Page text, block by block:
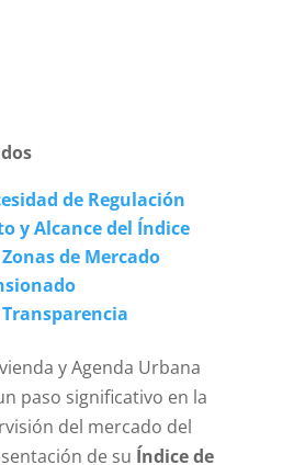
de Regulación
y Alcance del Índice
de Mercado
y Agenda Urbana
paso significativo en la
del mercado del
de su Índice de